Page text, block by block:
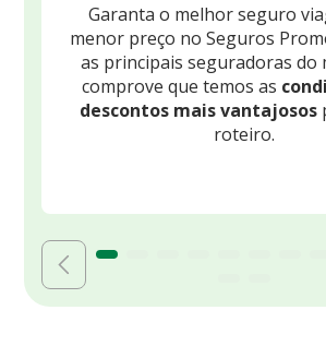
Garanta o melhor seguro
menor preço no Seguros
as principais seguradoras do
comprove que temos as
descontos mais vantajosos
roteiro.